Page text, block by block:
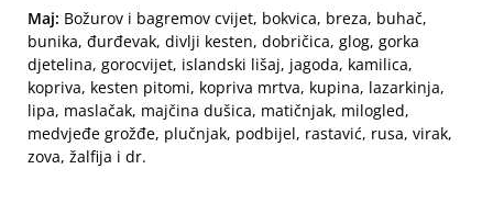
Maj: Božurov i bagremov cvijet, bokvica, breza, buhač,
bunika, đurđevak, divlji kesten, dobričica, glog, gorka
djetelina, gorocvijet, islandski lišaj, jagoda, kamilica,
kopriva, kesten pitomi, kopriva mrtva, kupina, lazarkinja,
lipa, maslačak, majčina dušica, matičnjak, milogled,
medvjeđe grožđe, plučnjak, podbijel, rastavić, rusa, virak,
zova, žalfija i dr.